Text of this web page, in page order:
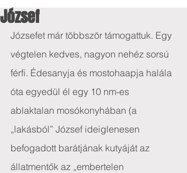
József
Józsefet már többször támogattuk. Egy
végtelen kedves, nagyon nehéz sorsú
férfi. Édesanyja és mostohaapja halála
óta egyedül él egy 10 nm-es
ablaktalan mosókonyhában (a
„lakásból” József ideiglenesen
befogadott barátjának kutyáját az
állatmentők az „embertelen